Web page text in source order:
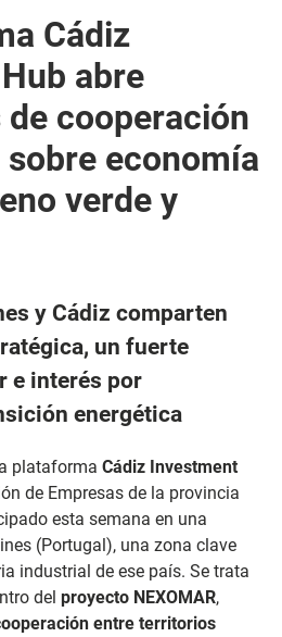
Cádiz
abre
de cooperación
economía
verde y
y Cádiz comparten
un fuerte
e interés por
energética
plataforma Cádiz Investment
de Empresas de la provincia
esta semana en una
(Portugal), una zona clave
industrial de ese país. Se trata
del proyecto NEXOMAR,
entre territorios